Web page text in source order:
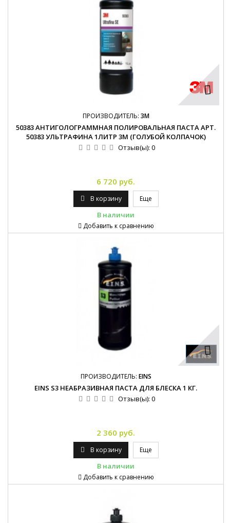
ПРОИЗВОДИТЕЛЬ: 3M
50383 АНТИГОЛОГРАММНАЯ ПОЛИРОВАЛЬНАЯ ПАСТА АРТ.
50383 УЛЬТРАФИНА 1ЛИТР 3М (ГОЛУБОЙ КОЛПАЧОК)
Отзыв(ы): 0
6 720 руб.
В корзину Еще
В наличии
Добавить к сравнению
ПРОИЗВОДИТЕЛЬ: EINS
EINS S3 НЕАБРАЗИВНАЯ ПАСТА ДЛЯ БЛЕСКА 1 КГ.
Отзыв(ы): 0
2 360 руб.
В корзину Еще
В наличии
Добавить к сравнению